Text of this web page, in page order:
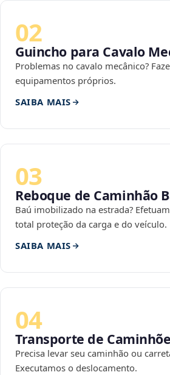
02
Guincho para Cavalo
Problemas no cavalo mecânico?
equipamentos próprios.
SAIBA MAIS
03
Reboque de Caminhão
Baú imobilizado na estrada?
total proteção da carga e do veículo.
SAIBA MAIS
04
Transporte de
Precisa levar seu caminhão ou
Executamos o deslocamento.